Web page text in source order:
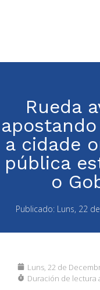
Rueda
a cidade
pública
o
Publicado: Luns, 22
Luns, 22 de
Duración de lectura